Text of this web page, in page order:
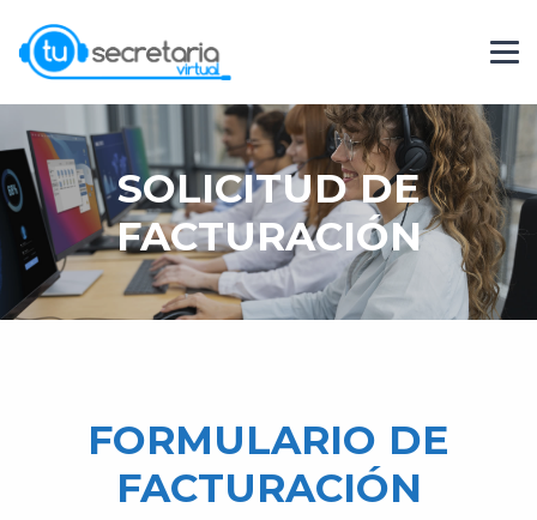
SOLICITUD DE
FACTURACIÓN
FORMULARIO DE
FACTURACIÓN